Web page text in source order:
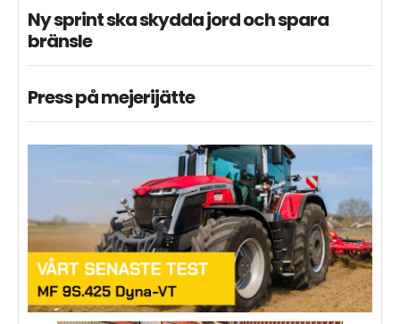
Ny sprint ska skydda jord och spara
bränsle
Press på mejerijätte